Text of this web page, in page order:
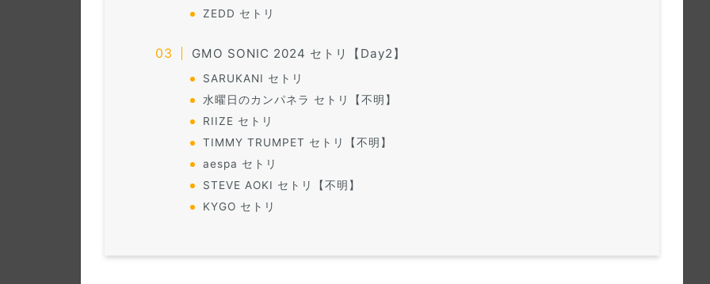
ZEDD セトリ
GMO SONIC 2024 セトリ【Day2】
SARUKANI セトリ
水曜日のカンパネラ セトリ【不明】
RIIZE セトリ
TIMMY TRUMPET セトリ【不明】
aespa セトリ
STEVE AOKI セトリ【不明】
KYGO セトリ